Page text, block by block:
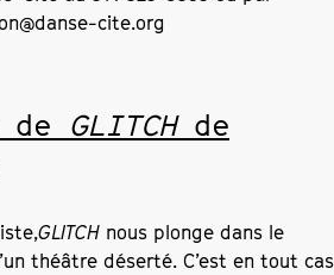
cite.org
de GLITCHde
GLITCH nous plonge dans le
théâtre déserté. C’est en tout cas